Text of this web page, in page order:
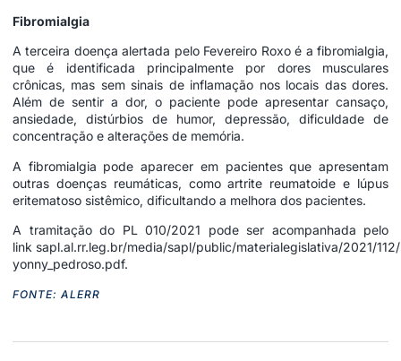
Fibromialgia
A terceira doença alertada pelo Fevereiro Roxo é a fibromialgia,
que é identificada principalmente por dores musculares
crônicas, mas sem sinais de inflamação nos locais das dores.
Além de sentir a dor, o paciente pode apresentar cansaço,
ansiedade, distúrbios de humor, depressão, dificuldade de
concentração e alterações de memória.
A fibromialgia pode aparecer em pacientes que apresentam
outras doenças reumáticas, como artrite reumatoide e lúpus
eritematoso sistêmico, dificultando a melhora dos pacientes.
A tramitação do PL 010/2021 pode ser acompanhada pelo
link sapl.al.rr.leg.br/media/sapl/public/materialegislativa/2021/112/
yonny_pedroso.pdf.
FONTE: ALERR